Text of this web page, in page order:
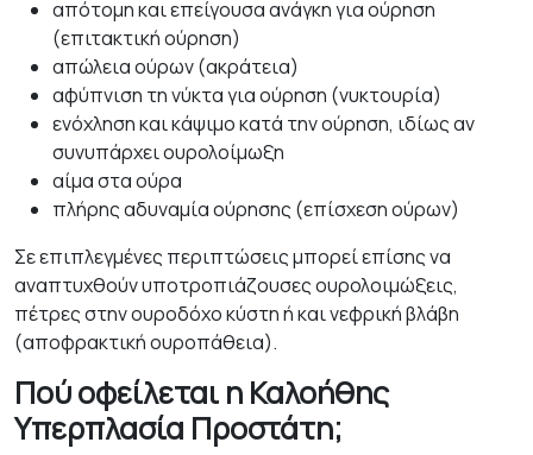
απότομη και επείγουσα ανάγκη για ούρηση
(επιτακτική ούρηση)
απώλεια ούρων (ακράτεια)
αφύπνιση τη νύκτα για ούρηση (νυκτουρία)
ενόχληση και κάψιμο κατά την ούρηση, ιδίως αν
συνυπάρχει ουρολοίμωξη
αίμα στα ούρα
πλήρης αδυναμία ούρησης (επίσχεση ούρων)
Σε επιπλεγμένες περιπτώσεις μπορεί επίσης να
αναπτυχθούν υποτροπιάζουσες ουρολοιμώξεις,
πέτρες στην ουροδόχο κύστη ή και νεφρική βλάβη
(αποφρακτική ουροπάθεια).
Πού οφείλεται η Καλοήθης
Υπερπλασία Προστάτη;